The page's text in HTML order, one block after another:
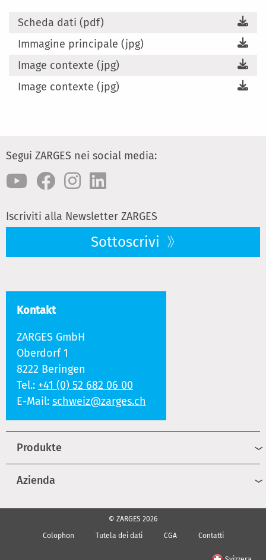
Scheda dati (pdf)
Immagine principale (jpg)
Image contexte (jpg)
Image contexte (jpg)
Segui ZARGES nei social media:
Iscriviti alla Newsletter ZARGES
Sottoscrivi
Kontakt
ZARGES GmbH
Oberdorf 1
8222 Beringen
Tel.: +41 (0) 52 682 06 00
E-Mail: schweiz@zarges.ch
Produkte
Azienda
© ZARGES 2026
Colophon
Tutela dei dati CGA Contatti